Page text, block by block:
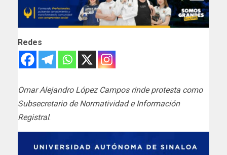
Redes
Omar Alejandro López Campos rinde protesta como
Subsecretario de Normatividad e Información
Registral.